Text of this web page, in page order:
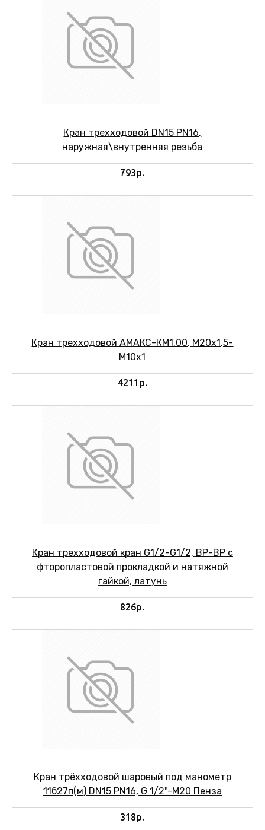
Кран трехходовой DN15 PN16,
наружная\внутренняя резьба
793р.
Кран трехходовой АМАКС-КМ1.00, М20х1,5-
М10х1
4211р.
Кран трехходовой кран G1/2-G1/2, ВР-ВР с
фторопластовой прокладкой и натяжной
гайкой, латунь
826р.
Кран трёхходовой шаровый под манометр
11б27п(м) DN15 PN16, G 1/2"-M20 Пенза
318р.